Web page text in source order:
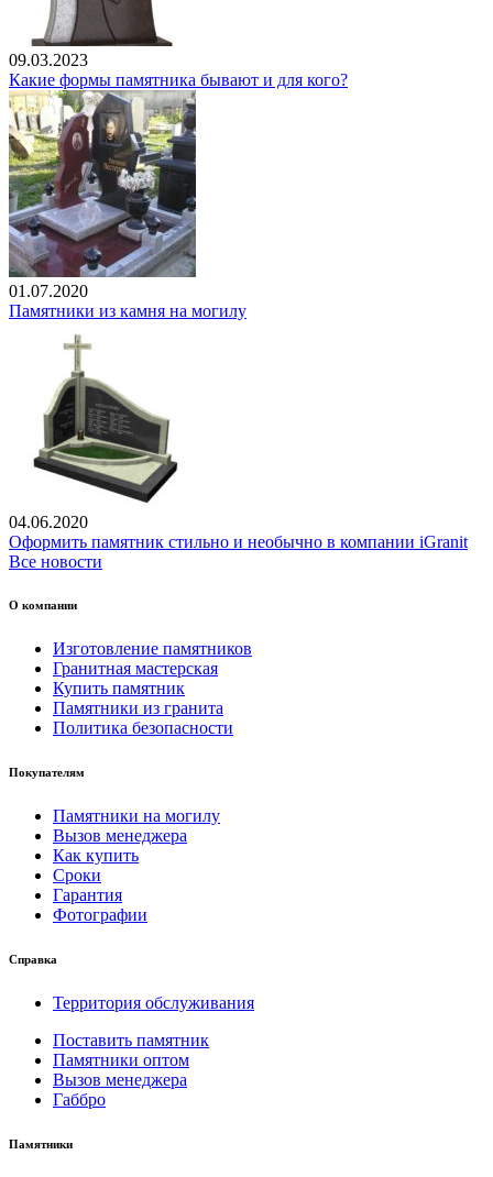
09.03.2023
Какие формы памятника бывают и для кого?
01.07.2020
Памятники из камня на могилу
04.06.2020
Оформить памятник стильно и необычно в компании iGranit
Все новости
О компании
Изготовление памятников
Гранитная мастерская
Купить памятник
Памятники из гранита
Политика безопасности
Покупателям
Памятники на могилу
Вызов менеджера
Как купить
Сроки
Гарантия
Фотографии
Справка
Территория обслуживания
Поставить памятник
Памятники оптом
Вызов менеджера
Габбро
Памятники